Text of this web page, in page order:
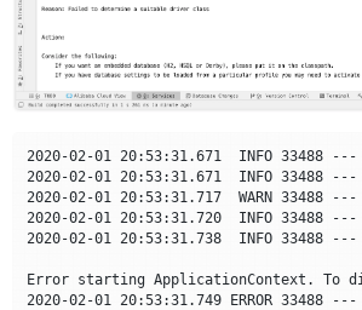
2020-02-01 20:53:31.671  INFO
2020-02-01 20:53:31.671  INFO
2020-02-01 20:53:31.717  WARN
2020-02-01 20:53:31.720  INFO
2020-02-01 20:53:31.738  INFO
Error starting ApplicationContext. To
2020-02-01 20:53:31.749 ERROR